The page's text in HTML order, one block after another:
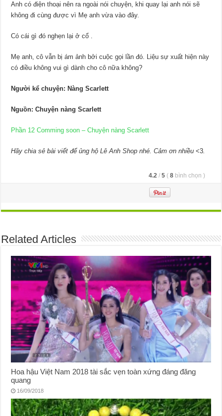
Anh có điện thoại nên ra ngoài nói chuyện, khi quay lại anh nói sẽ
không đi cùng được vì Mẹ anh vừa vào đây.
Có cái gì đó nghẹn lại ở cổ .
Mẹ anh, cô vẫn bị ám ảnh bởi cuộc gọi lần đó. Liệu sự xuất hiện này
có điều không vui gì dành cho cô nữa không?
Người kể chuyện: Nàng Scarlett
Nguồn: Chuyện nàng Scarlett
Phần 12 Comming soon – Chuyện nàng Scarlett
Hãy chia sẻ bài viết để ủng hộ Lê Anh Shop nhé. Cảm ơn nhiều<3.
4.2 / 5 ( 8 bình chọn )
Related Articles
Hoa hậu Việt Nam 2018 tài sắc vẹn toàn xứng đáng đăng
quang
16/09/2018